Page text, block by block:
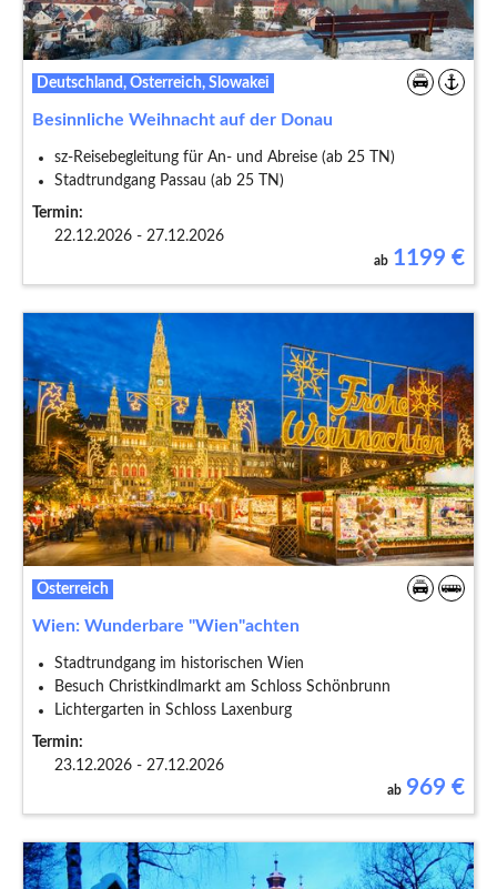
Deutschland, Österreich, Slowakei
Besinnliche Weihnacht auf der Donau
sz-Reisebegleitung für An- und Abreise (ab 25 TN)
Stadtrundgang Passau (ab 25 TN)
Termin:
22.12.2026 - 27.12.2026
ab 1199 €
Österreich
Wien: Wunderbare "Wien"achten
Stadtrundgang im historischen Wien
Besuch Christkindlmarkt am Schloss Schönbrunn
Lichtergarten in Schloss Laxenburg
Termin:
23.12.2026 - 27.12.2026
ab 969 €